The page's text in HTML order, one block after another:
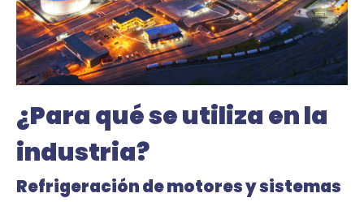
¿Para qué se utiliza en la
industria?
Refrigeración de motores y sistemas